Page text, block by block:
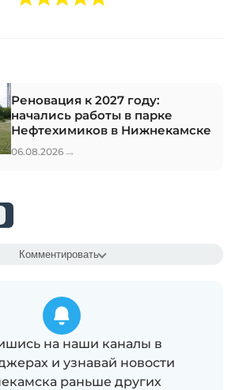
Реновация к 2027 году:
начались работы в парке
Нефтехимиков в Нижнекамске
06.08.2026 →
Комментировать
на наши каналы в
и узнавай новости
раньше других